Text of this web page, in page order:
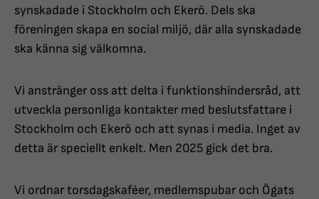
synskadade i Stockholm och Ekerö. Dels ska
föreningen skapa en social miljö, där alla synskadade
ska känna sig välkomna.
Vi anstränger oss att delta i funktionshindersråd, att
utveckla personliga kontakter med beslutsfattare i
Stockholm och Ekerö och att synas i media. Inget av
detta är speciellt enkelt. Men 2025 gick det bra.
Vi ordnar torsdagskaféer, medlemspubar och Ögats